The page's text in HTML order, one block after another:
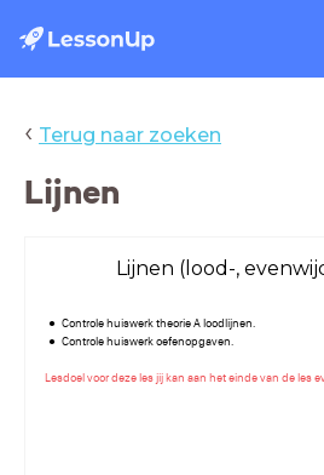
‹ Terug naar zoeken
Lijnen
Lijnen (lood-,
Controle huiswerk theorie A loodlijnen.
Controle huiswerk oefenopgaven.
Lesdoel voor deze les jij kan aan het einde van de les